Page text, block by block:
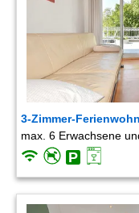
3-Zimmer-
max. 6 Erwachsene